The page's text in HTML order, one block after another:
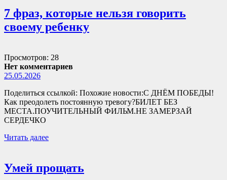
7 фраз, которые нельзя говорить
своему ребенку
Просмотров: 28
Нет комментариев
25.05.2026
Поделиться ссылкой: Похожие новости:С ДНЁМ ПОБЕДЫ!
Как преодолеть постоянную тревогу?БИЛЕТ БЕЗ
МЕСТА.ПОУЧИТЕЛЬНЫЙ ФИЛЬМ.НЕ ЗАМЕРЗАЙ
СЕРДЕЧКО
Читать далее
Умей прощать